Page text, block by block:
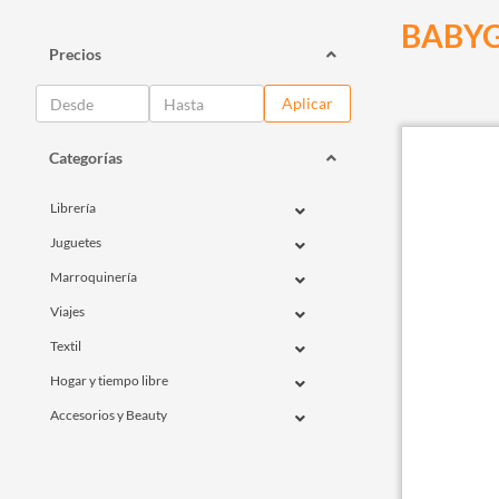
Precios
Aplicar
Categorías
Librería
Juguetes
Marroquinería
Viajes
Textil
Hogar y tiempo libre
Accesorios y Beauty